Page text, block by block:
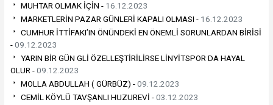
MUHTAR OLMAK İÇİN - 16.12.2023
MARKETLERİN PAZAR GÜNLERİ KAPALI OLMASI - 16.12.2023
CUMHUR İTTİFAKI’IN ÖNÜNDEKİ EN ÖNEMLİ SORUNLARDAN BİRİSİ
-09.12.2023
YARIN BİR GÜN GLİ ÖZELLEŞTİRİLİRSE LİNYİTSPOR DA HAYAL
OLUR -09.12.2023
MOLLA ABDULLAH ( GÜRBÜZ) -09.12.2023
CEMİL KÖYLÜ TAVŞANLI HUZUREVİ -03.12.2023